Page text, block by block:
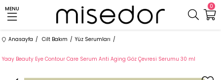
0
MENU
Anasayfa Cilt Bakım Yüz Serumları
Yaay Beauty Eye Contour Care Serum Anti Aging Göz Çevresi Serumu 30 ml